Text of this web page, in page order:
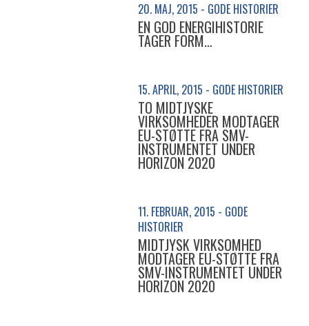
20. MAJ, 2015 - GODE HISTORIER
EN GOD ENERGIHISTORIE
TAGER FORM…
15. APRIL, 2015 - GODE HISTORIER
TO MIDTJYSKE
VIRKSOMHEDER MODTAGER
EU-STØTTE FRA SMV-
INSTRUMENTET UNDER
HORIZON 2020
11. FEBRUAR, 2015 - GODE
HISTORIER
MIDTJYSK VIRKSOMHED
MODTAGER EU-STØTTE FRA
SMV-INSTRUMENTET UNDER
HORIZON 2020